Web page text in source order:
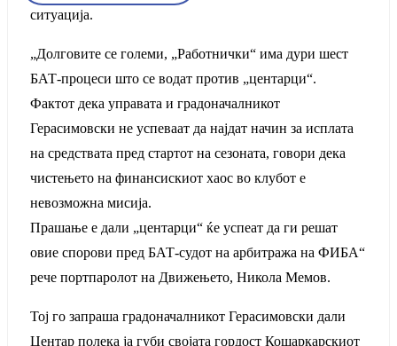
ситуација.
„Долговите се големи, „Работнички“ има дури шест
БАТ-процеси што се водат против „центарци“.
Фактот дека управата и градоначалникот
Герасимовски не успеваат да најдат начин за исплата
на средствата пред стартот на сезоната, говори дека
чистењето на финансискиот хаос во клубот е
невозможна мисија.
Прашање е дали „центарци“ ќе успеат да ги решат
овие спорови пред БАТ-судот на арбитража на ФИБА“
рече портпаролот на Движењето, Никола Мемов.
Тој го запраша градоначалникот Герасимовски дали
Центар полека ја губи својата гордост Кошаркарскиот